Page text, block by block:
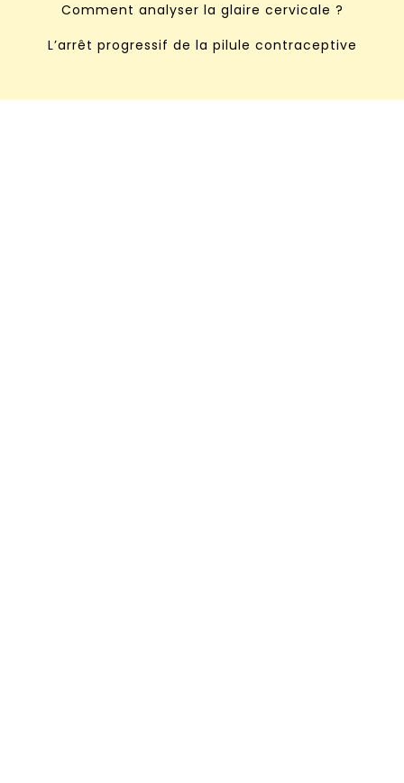
Comment analyser la glaire cervicale ?
L’arrêt progressif de la pilule contraceptive